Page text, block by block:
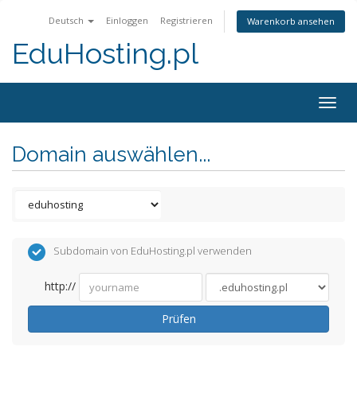
Deutsch Einloggen Registrieren Warenkorb ansehen
EduHosting.pl
Domain auswählen...
Subdomain von EduHosting.pl verwenden
http://
Prüfen